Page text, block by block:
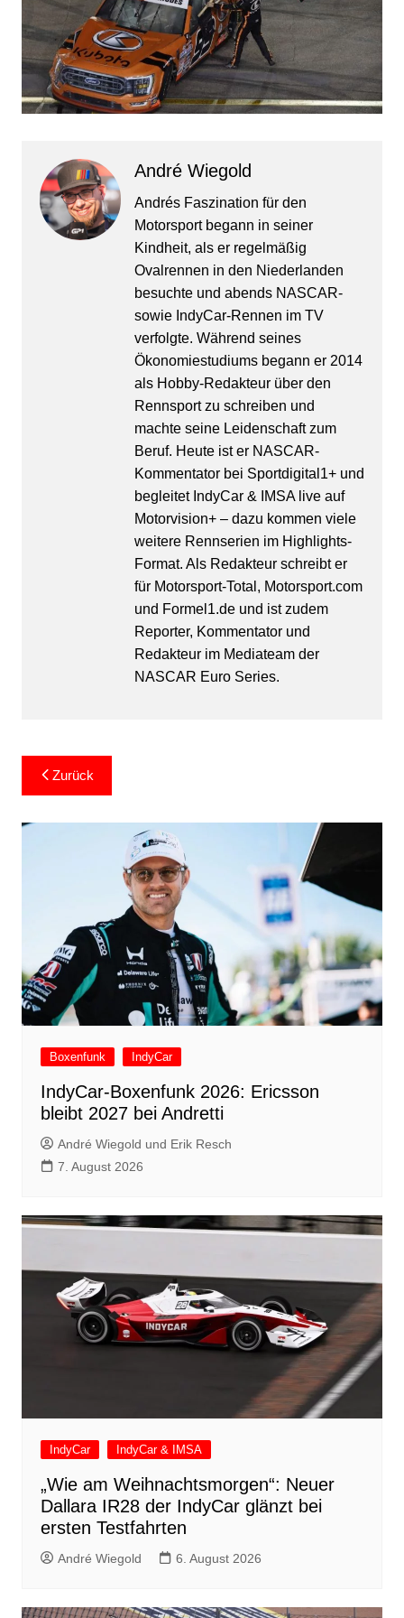
André Wiegold
Andrés Faszination für den
Motorsport begann in seiner
Kindheit, als er regelmäßig
Ovalrennen in den Niederlanden
besuchte und abends NASCAR-
sowie IndyCar-Rennen im TV
verfolgte. Während seines
Ökonomiestudiums begann er 2014
als Hobby-Redakteur über den
Rennsport zu schreiben und
machte seine Leidenschaft zum
Beruf. Heute ist er NASCAR-
Kommentator bei Sportdigital1+ und
begleitet IndyCar & IMSA live auf
Motorvision+ – dazu kommen viele
weitere Rennserien im Highlights-
Format. Als Redakteur schreibt er
für Motorsport-Total, Motorsport.com
und Formel1.de und ist zudem
Reporter, Kommentator und
Redakteur im Mediateam der
NASCAR Euro Series.
Beitragsnavigation
Zurück
Boxenfunk IndyCar
IndyCar-Boxenfunk 2026: Ericsson
bleibt 2027 bei Andretti
André Wiegold und Erik Resch
7. August 2026
IndyCar IndyCar & IMSA
„Wie am Weihnachtsmorgen“: Neuer
Dallara IR28 der IndyCar glänzt bei
ersten Testfahrten
André Wiegold 6. August 2026